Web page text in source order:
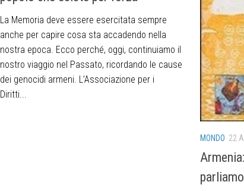
La Memoria deve essere esercitata sempre
anche per capire cosa sta accadendo nella
nostra epoca. Ecco perché, oggi, continuiamo il
nostro viaggio nel Passato, ricordando le cause
dei genocidi armeni. L’Associazione per i
Diritti...
MONDO 22